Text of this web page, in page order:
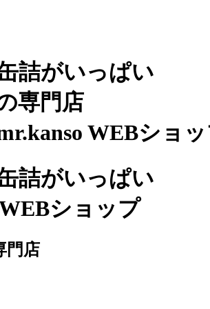
詰がいっぱい
専門店
WEBショ
詰がいっぱい
ショップ
門店